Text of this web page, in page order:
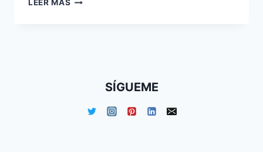
LEER MÁS
SÍGUEME